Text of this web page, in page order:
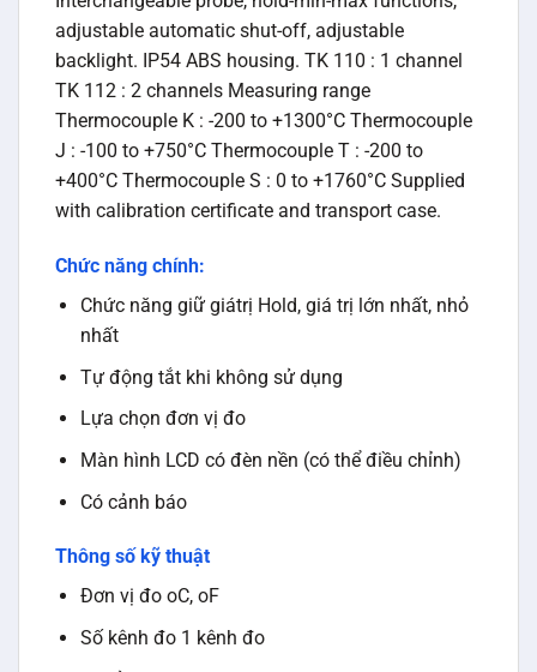
adjustable automatic shut-off, adjustable
backlight. IP54 ABS housing. TK 110 : 1 channel
TK 112 : 2 channels Measuring range
Thermocouple K : -200 to +1300°C Thermocouple
J : -100 to +750°C Thermocouple T : -200 to
+400°C Thermocouple S : 0 to +1760°C Supplied
with calibration certificate and transport case.
Chức năng chính:
Chức năng giữ giátrị Hold, giá trị lớn nhất, nhỏ
nhất
Tự động tắt khi không sử dụng
Lựa chọn đơn vị đo
Màn hình LCD có đèn nền (có thể điều chỉnh)
Có cảnh báo
Thông số kỹ thuật
Đơn vị đo oC, oF
Số kênh đo 1 kênh đo